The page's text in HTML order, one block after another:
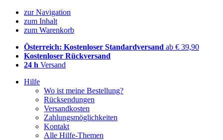
zur Navigation
zum Inhalt
zum Warenkorb
Österreich: Kostenloser Standardversand ab € 39,90
Kostenloser Rückversand
24 h Versand
Hilfe
Wo ist meine Bestellung?
Rücksendungen
Versandkosten
Zahlungsmöglichkeiten
Kontakt
Alle Hilfe-Themen